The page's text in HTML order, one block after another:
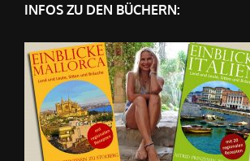
INFOS ZU DEN BÜCHERN: